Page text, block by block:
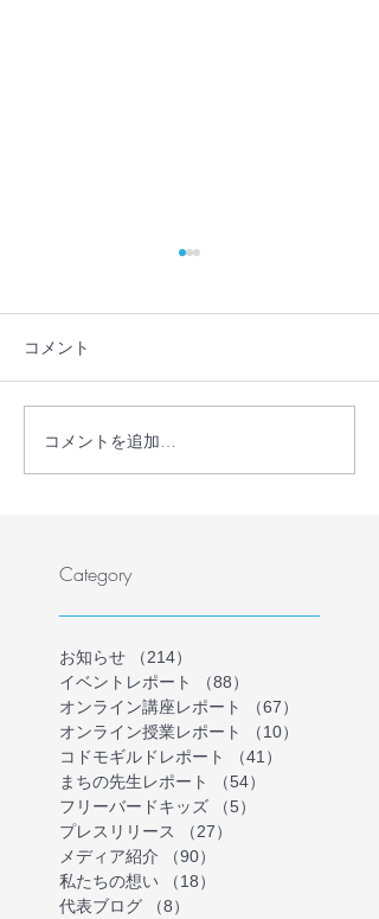
ここから世界へワークシ
ョップ 第１回「新型コロ
コメント
コメントを追加…
Category
お知らせ （214）
イベントレポート
（88）
オンライン講座レポート
（67）
オンライン授業レポート
（10）
コドモギルドレポート
（41）
まちの先生レポート
（54）
フリーバードキッズ
（5）
プレスリリース
（27）
メディア紹介
（90）
私たちの想い
（18）
代表ブログ
（8）